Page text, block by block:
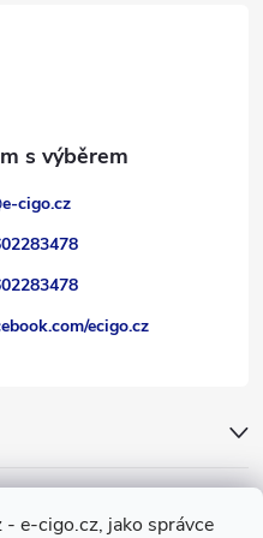
e-cigo.cz, jako správce
e-cigo.cz
ecigo.cz